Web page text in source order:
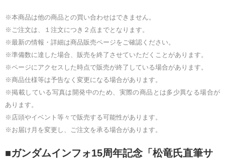
※本商品は他の商品との買い合わせはできません。
※ご注⽂は、１注⽂につき２点までとなります。
※最新の情報・詳細は商品販売ページをご確認ください。
※準備数に達した場合、販売を終了させていただくことがあります。
※ページにアクセスした時点で販売が終了している場合があります。
※商品仕様等は予告なく変更になる場合があります。
※掲載している写真は開発中のため、実際の商品とは多少異なる場合が
あります。
※店頭やイベント等々で販売する可能性があります。
※お届け⽉を変更し、ご注⽂を承る場合があります。
■ガンダムインフォ15周年記念「松⻯⽒直筆サ